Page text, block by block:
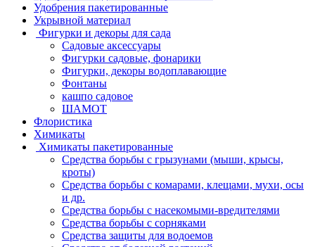
Удобрения пакетированные
Укрывной материал
Фигурки и декоры для сада
Садовые аксессуары
Фигурки садовые, фонарики
Фигурки, декоры водоплавающие
Фонтаны
кашпо садовое
ШАМОТ
Флористика
Химикаты
Химикаты пакетированные
Средства борьбы с грызунами (мыши, крысы,
кроты)
Средства борьбы с комарами, клещами, мухи, осы
и др.
Средства борьбы с насекомыми-вредителями
Средства борьбы с сорняками
Средства защиты для водоемов